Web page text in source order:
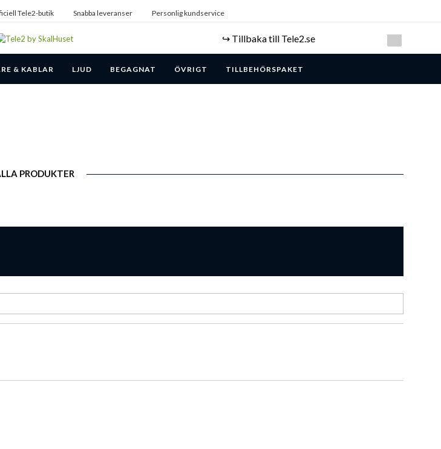
Tele2-butik Snabba leveranser Personlig kundservice
↪️ Tillbaka till Tele2.se
& KABLAR LJUD BEGAGNAT ÖVRIGT TILLBEHÖRSPAKET
PRODUKTER